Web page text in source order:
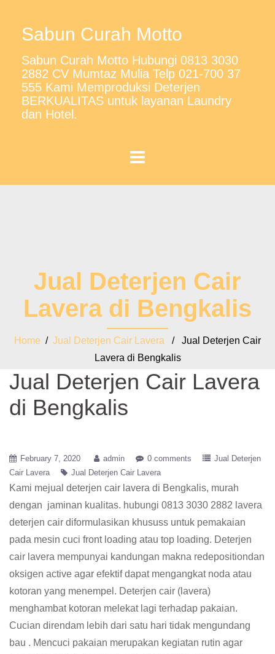
Sabun Curah Motto
Sabun Curah Motto Hubungi 0813 3030
2882 CV Mumtaz Mulia Telp 021-700 37
555 Kami Memproduksi Deterjen
BERKUALITAS untuk layanan Laundry
dan Hotel.
Jual Deterjen Cair
Lavera di Bengkalis
Home / Jual Deterjen Cair Lavera / Jual Deterjen Cair
Lavera di Bengkalis
Jual Deterjen Cair Lavera
di Bengkalis
February 7, 2020 admin 0 comments
Jual Deterjen
Cair Lavera
Jual Deterjen Cair Lavera
Kami mejual deterjen cair lavera di Bengkalis, murah
dengan jaminan kualitas. hubungi 0813 3030 2882 lavera
deterjen cair diformulasikan khususs untuk pemakaian
pada mesin cuci front loading atau top loading. Deterjen
cair lavera mempunyai kandungan makna redepositiondan
oksigen active agar efektif dapat mengangkat noda atau
kotoran yang menempel. Deterjen cair (lavera)
menghambat kotoran melekat lagi terhadap pakaian.
Cucian direndam lebih dari satu hari tidak mengundang
bau . Mencuci pakaian merupakan kegiatan rutin agar